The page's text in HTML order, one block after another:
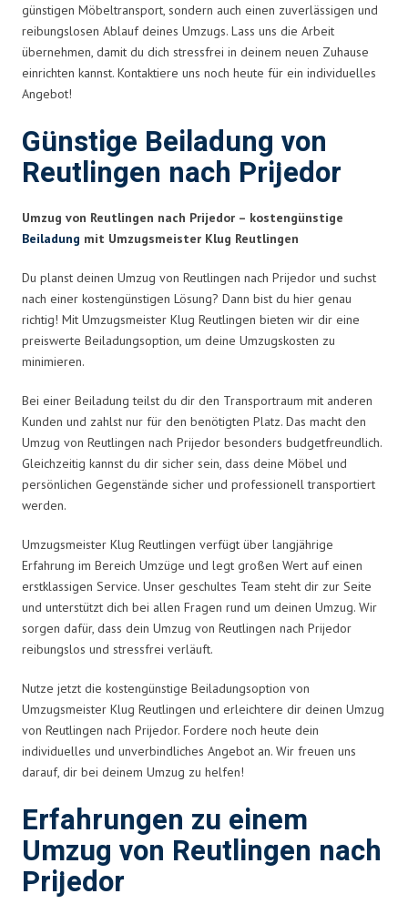
günstigen Möbeltransport, sondern auch einen zuverlässigen und
reibungslosen Ablauf deines Umzugs. Lass uns die Arbeit
übernehmen, damit du dich stressfrei in deinem neuen Zuhause
einrichten kannst. Kontaktiere uns noch heute für ein individuelles
Angebot!
Günstige Beiladung von
Reutlingen nach Prijedor
Umzug von Reutlingen nach Prijedor – kostengünstige
Beiladung mit Umzugsmeister Klug Reutlingen
Du planst deinen Umzug von Reutlingen nach Prijedor und suchst
nach einer kostengünstigen Lösung? Dann bist du hier genau
richtig! Mit Umzugsmeister Klug Reutlingen bieten wir dir eine
preiswerte Beiladungsoption, um deine Umzugskosten zu
minimieren.
Bei einer Beiladung teilst du dir den Transportraum mit anderen
Kunden und zahlst nur für den benötigten Platz. Das macht den
Umzug von Reutlingen nach Prijedor besonders budgetfreundlich.
Gleichzeitig kannst du dir sicher sein, dass deine Möbel und
persönlichen Gegenstände sicher und professionell transportiert
werden.
Umzugsmeister Klug Reutlingen verfügt über langjährige
Erfahrung im Bereich Umzüge und legt großen Wert auf einen
erstklassigen Service. Unser geschultes Team steht dir zur Seite
und unterstützt dich bei allen Fragen rund um deinen Umzug. Wir
sorgen dafür, dass dein Umzug von Reutlingen nach Prijedor
reibungslos und stressfrei verläuft.
Nutze jetzt die kostengünstige Beiladungsoption von
Umzugsmeister Klug Reutlingen und erleichtere dir deinen Umzug
von Reutlingen nach Prijedor. Fordere noch heute dein
individuelles und unverbindliches Angebot an. Wir freuen uns
darauf, dir bei deinem Umzug zu helfen!
Erfahrungen zu einem
Umzug von Reutlingen nach
Prijedor